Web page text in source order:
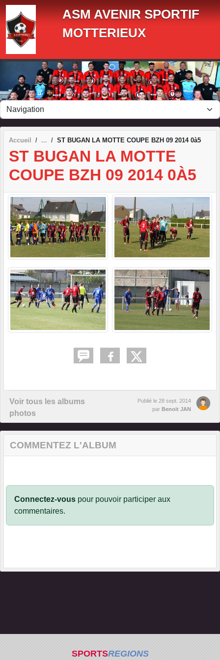
ASM AVENIR SPORTIF
MOTTERIEUX
Accueil ST BUGAN LA MOTTE COUPE BZH 09 2014 0à5
ST BUGAN LA MOTTE
COUPE BZH 09 2014 0À5
Voir tous les albums
photos
Publié le 28 sept. 2014
par Benoit JAN
COMMENTEZ L'ALBUM
Connectez-vous pour pouvoir participer aux
commentaires.
SPORTSREGIONS
Panneau de gestion des cookies